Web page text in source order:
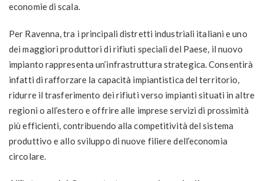
economie di scala.
Per Ravenna, tra i principali distretti industriali italiani e uno
dei maggiori produttori di rifiuti speciali del Paese, il nuovo
impianto rappresenta un’infrastruttura strategica. Consentirà
infatti di rafforzare la capacità impiantistica del territorio,
ridurre il trasferimento dei rifiuti verso impianti situati in altre
regioni o all’estero e offrire alle imprese servizi di prossimità
più efficienti, contribuendo alla competitività del sistema
produttivo e allo sviluppo di nuove filiere dell’economia
circolare.